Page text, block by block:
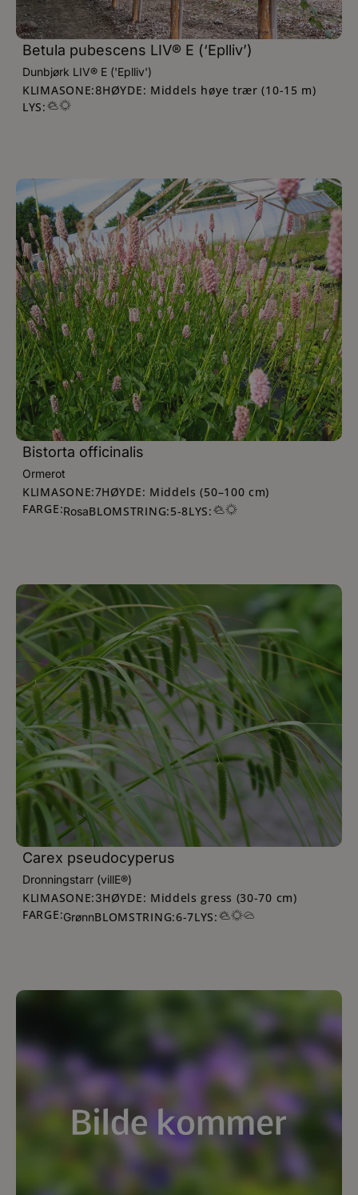
Betula pubescens LIV® E (‘Eplliv’)
Dunbjørk LIV® E ('Eplliv')
KLIMASONE:8HØYDE: Middels høye trær (10-15 m)
LYS:
Bistorta officinalis
Ormerot
KLIMASONE:7HØYDE: Middels (50–100 cm)
FARGE:RosaBLOMSTRING:5-8LYS:
Carex pseudocyperus
Dronningstarr (villE®)
KLIMASONE:3HØYDE: Middels gress (30-70 cm)
FARGE:GrønnBLOMSTRING:6-7LYS: